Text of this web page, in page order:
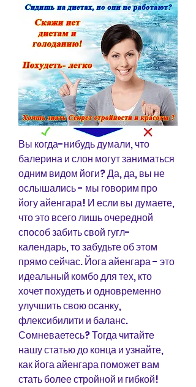
Вы когда-нибудь думали, что
балерина и слон могут заниматься
одним видом йоги? Да, да, вы не
ослышались - мы говорим про
йогу айенгара! И если вы думаете,
что это всего лишь очередной
способ забить свой гугл-
календарь, то забудьте об этом
прямо сейчас. Йога айенгара - это
идеальный комбо для тех, кто
хочет похудеть и одновременно
улучшить свою осанку,
флексибилити и баланс.
Сомневаетесь? Тогда читайте
нашу статью до конца и узнайте,
как йога айенгара поможет вам
стать более стройной и гибкой!